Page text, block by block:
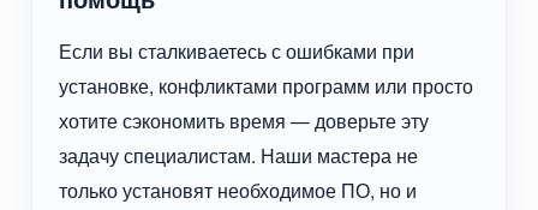
Если вы сталкиваетесь с ошибками при
установке, конфликтами программ или просто
хотите сэкономить время — доверьте эту
задачу специалистам. Наши мастера не
только установят необходимое ПО, но и